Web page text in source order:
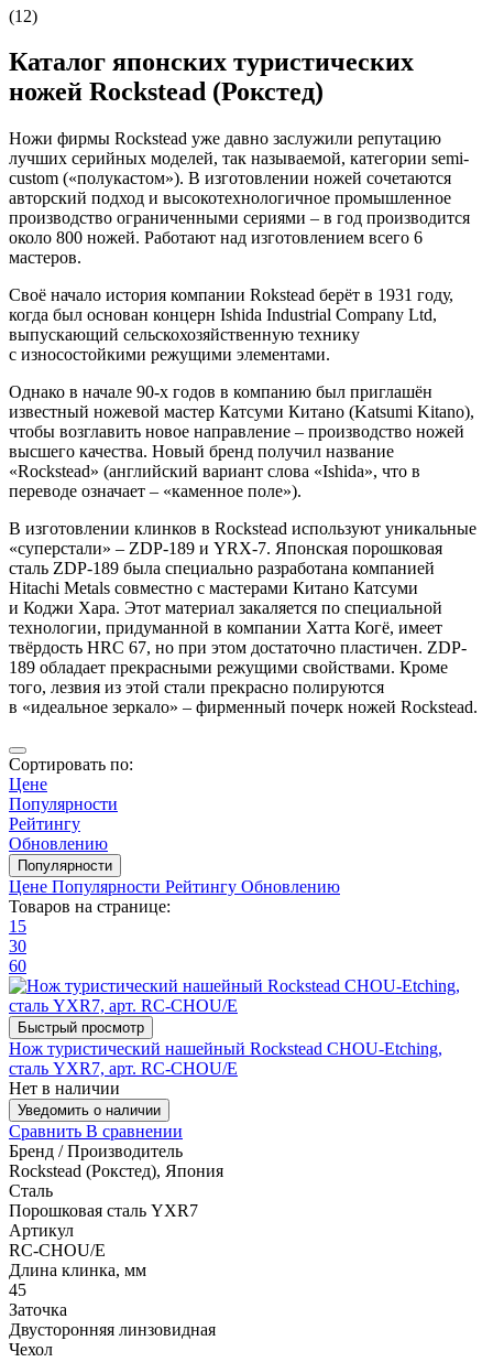
(12)
Каталог японских туристических
ножей Rockstead (Рокстед)
Ножи фирмы Rockstead уже давно заслужили репутацию
лучших серийных моделей, так называемой, категории semi-
custom («полукастом»). В изготовлении ножей сочетаются
авторский подход и высокотехнологичное промышленное
производство ограниченными сериями – в год производится
около 800 ножей. Работают над изготовлением всего 6
мастеров.
Своё начало история компании Rokstead берёт в 1931 году,
когда был основан концерн Ishida Industrial Company Ltd,
выпускающий сельскохозяйственную технику
с износостойкими режущими элементами.
Однако в начале 90-х годов в компанию был приглашён
известный ножевой мастер Катсуми Китано (Katsumi Kitano),
чтобы возглавить новое направление – производство ножей
высшего качества. Новый бренд получил название
«Rockstead» (английский вариант слова «Ishida», что в
переводе означает – «каменное поле»).
В изготовлении клинков в Rockstead используют уникальные
«суперстали» – ZDP-189 и YRX-7. Японская порошковая
сталь ZDP-189 была специально разработана компанией
Hitachi Metals совместно с мастерами Китано Катсуми
и Коджи Хара. Этот материал закаляется по специальной
технологии, придуманной в компании Хатта Когё, имеет
твёрдость HRC 67, но при этом достаточно пластичен. ZDP-
189 обладает прекрасными режущими свойствами. Кроме
того, лезвия из этой стали прекрасно полируются
в «идеальное зеркало» – фирменный почерк ножей Rockstead.
Сортировать по:
Цене
Популярности
Рейтингу
Обновлению
Популярности
Цене Популярности Рейтингу Обновлению
Товаров на странице:
15
30
60
Быстрый просмотр
Нож туристический нашейный Rockstead CHOU-Etching,
сталь YXR7, арт. RC-CHOU/E
Нет в наличии
Уведомить о наличии
Сравнить В сравнении
Бренд / Производитель
Rockstead (Рокстед), Япония
Сталь
Порошковая сталь YXR7
Артикул
RC-CHOU/E
Длина клинка, мм
45
Заточка
Двусторонняя линзовидная
Чехол